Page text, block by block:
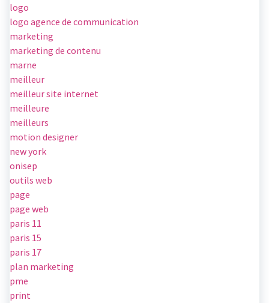
logo
logo agence de communication
marketing
marketing de contenu
marne
meilleur
meilleur site internet
meilleure
meilleurs
motion designer
new york
onisep
outils web
page
page web
paris 11
paris 15
paris 17
plan marketing
pme
print